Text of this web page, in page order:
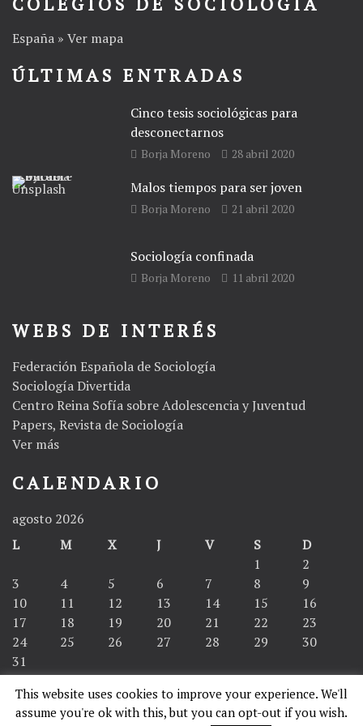
España » Ver mapa
ÚLTIMAS ENTRADAS
Cinco tesis sociológicas para
desconectarnos
Borja Moreno 28 abril 2020
Malos tiempos para ser joven
Borja Moreno 21 abril 2020
Sociología confinada
Borja Moreno 11 abril 2020
WEBS DE INTERÉS
Federación Española de Sociología
Sociología Divertida
Centro Reina Sofía sobre Adolescencia y Juventud
Papers, Revista de Sociología
Ver más
CALENDARIO
agosto 2026
L
M X J V S
D
1
2
3
4 5 6 7 8
9
10
11 12 13 14 15
16
17
18 19 20 21 22
23
24
25 26 27 28 29
30
31
« Abr
This website uses cookies to improve your experience. We'll
assume you're ok with this, but you can opt-out if you wish.